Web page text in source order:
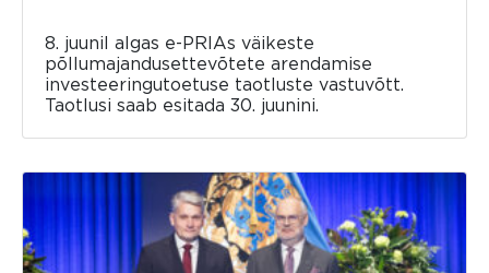
8. juunil algas e-PRIAs väikeste
põllumajandusettevõtete arendamise
investeeringutoetuse taotluste vastuvõtt.
Taotlusi saab esitada 30. juunini.